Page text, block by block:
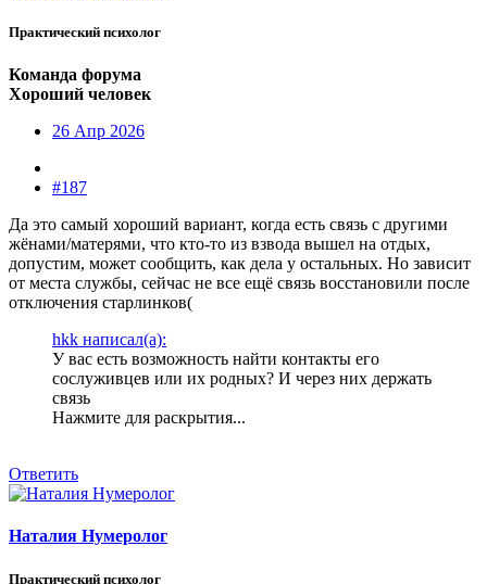
Практический психолог
Команда форума
Хороший человек
26 Апр 2026
#187
Да это самый хороший вариант, когда есть связь с другими
жёнами/матерями, что кто-то из взвода вышел на отдых,
допустим, может сообщить, как дела у остальных. Но зависит
от места службы, сейчас не все ещё связь восстановили после
отключения старлинков(
hkk написал(а):
У вас есть возможность найти контакты его
сослуживцев или их родных? И через них держать
связь
Нажмите для раскрытия...
Ответить
Наталия Нумеролог
Практический психолог